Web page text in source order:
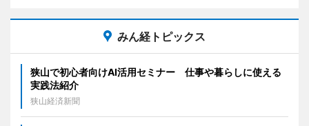
みん経トピックス
狭山で初心者向けAI活用セミナー 仕事や暮らしに使える
実践法紹介
狭山経済新聞